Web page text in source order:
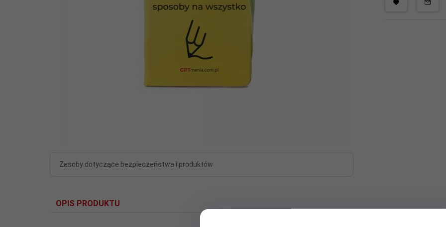
Zasoby dotyczące bezpieczeństwa i produktów
OPIS PRODUKTU